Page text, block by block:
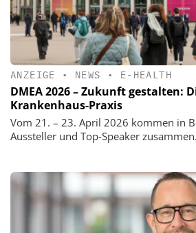
ANZEIGE • NEWS • E-HEALTH
DMEA 2026 – Zukunft gestalten:
Krankenhaus-Praxis
Vom 21. – 23. April 2026 kommen in
Aussteller und Top-Speaker zusammen.